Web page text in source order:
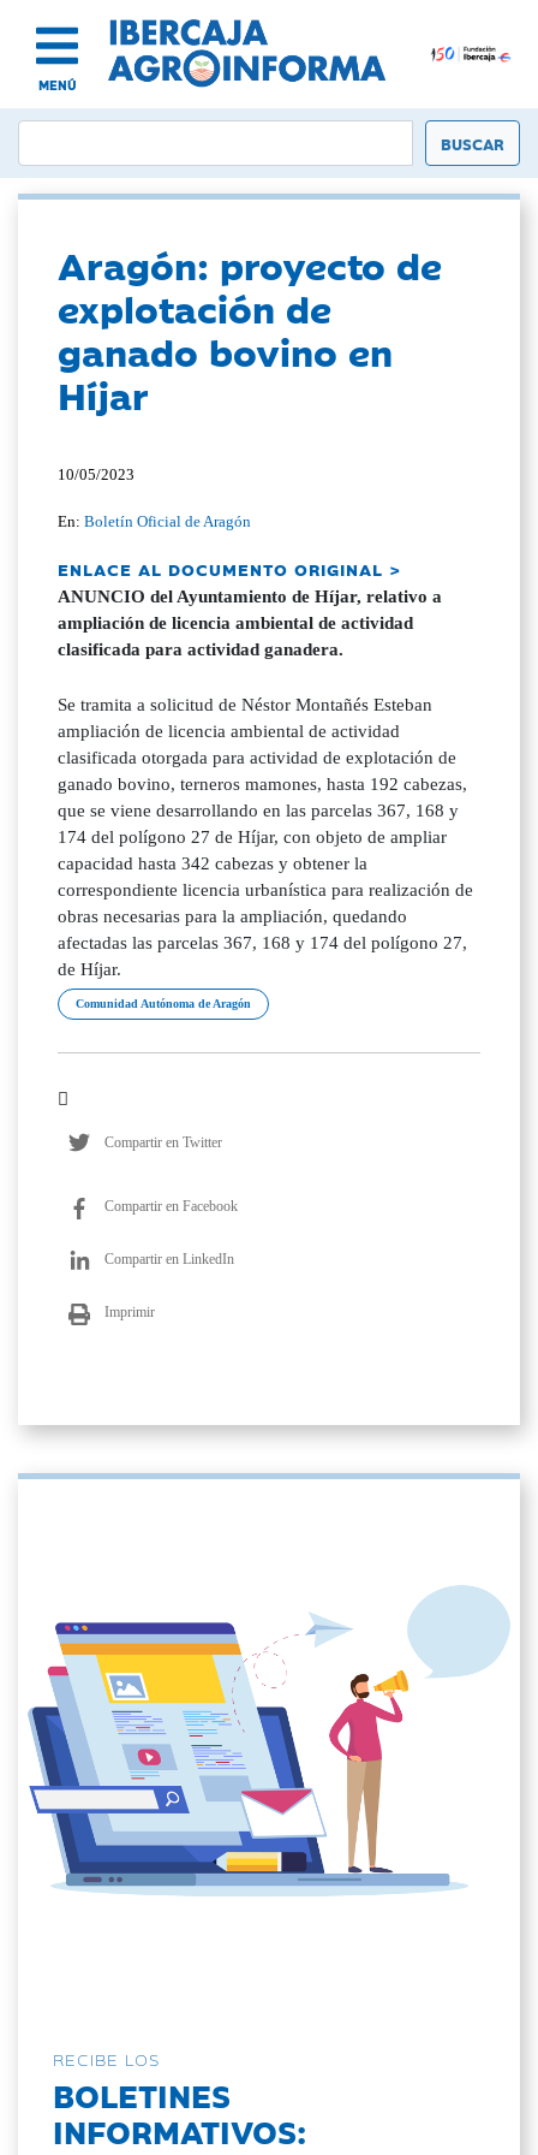
MENÚ
Aragón: proyecto de
explotación de
ganado bovino en
Híjar
10/05/2023
En:Boletín Oficial de Aragón
ENLACE AL DOCUMENTO ORIGINAL >
ANUNCIO del Ayuntamiento de Híjar, relativo a
ampliación de licencia ambiental de actividad
clasificada para actividad ganadera.
Se tramita a solicitud de Néstor Montañés Esteban
ampliación de licencia ambiental de actividad
clasificada otorgada para actividad de explotación de
ganado bovino, terneros mamones, hasta 192 cabezas,
que se viene desarrollando en las parcelas 367, 168 y
174 del polígono 27 de Híjar, con objeto de ampliar
capacidad hasta 342 cabezas y obtener la
correspondiente licencia urbanística para realización de
obras necesarias para la ampliación, quedando
afectadas las parcelas 367, 168 y 174 del polígono 27,
de Híjar.
Comunidad Autónoma de Aragón
Compartir en Twitter
Compartir en Facebook
Compartir en LinkedIn
Imprimir
RECIBE LOS
BOLETINES
INFORMATIVOS: